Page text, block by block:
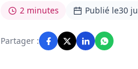
2 minutes Publié le30
Partager :